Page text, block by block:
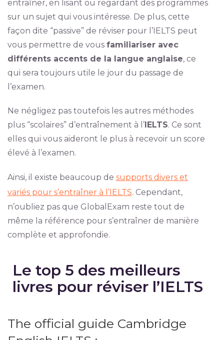
entraîner, en lisant ou regardant des programmes
sur un sujet qui vous intéresse. De plus, cette
façon dite “passive” de réviser pour l’IELTS peut
vous permettre de vous familiariser avec
différents accents de la langue anglaise, ce
qui sera toujours utile le jour du passage de
l’examen.
Ne négligez pas toutefois les autres méthodes
plus “scolaires” d’entraînement à l’IELTS. Ce sont
elles qui vous aideront le plus à recevoir un score
élevé à l’examen.
Ainsi, il existe beaucoup de supports divers et
variés pour s’entraîner à l’IELTS. Cependant,
n’oubliez pas que GlobalExam reste tout de
même la référence pour s’entraîner de manière
complète et approfondie.
Le top 5 des meilleurs
livres pour réviser l’IELTS
The official guide Cambridge